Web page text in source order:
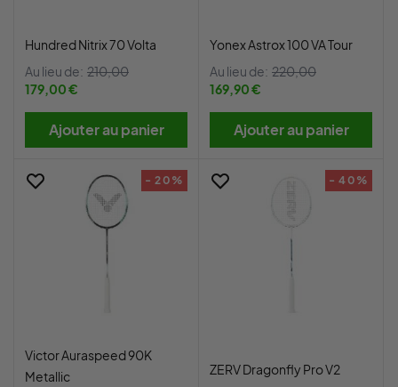
Hundred Nitrix 70 Volta
Au lieu de: 210,00
179,00 €
Ajouter au panier
Yonex Astrox 100 VA Tour
Au lieu de: 220,00
169,90 €
Ajouter au panier
- 20%
Victor Auraspeed 90K
Metallic
- 40%
ZERV Dragonfly Pro V2